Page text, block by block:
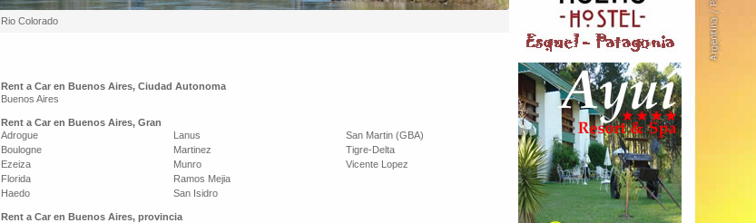
Rio Colorado
Rent a Car en Buenos Aires, Ciudad Autonoma
Buenos Aires
Rent a Car en Buenos Aires, Gran
Adrogue
Boulogne
Ezeiza
Florida
Haedo
Lanus
Martinez
Munro
Ramos Mejia
San Isidro
San Martin (GBA)
Tigre-Delta
Vicente Lopez
Rent a Car en Buenos Aires, provincia